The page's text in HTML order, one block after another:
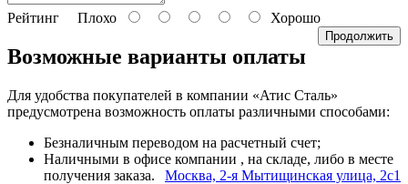
Рейтинг Плохо Хорошо
Продолжить
Возможные варианты оплаты
Для удобства покупателей в компании «Атис Сталь»
предусмотрена возможность оплаты различными способами:
Безналичным переводом на расчетный счет;
Наличными в офисе компании
Москва, 2-я Мытищинская улица, 2с1
, на складе, либо в месте
получения заказа.